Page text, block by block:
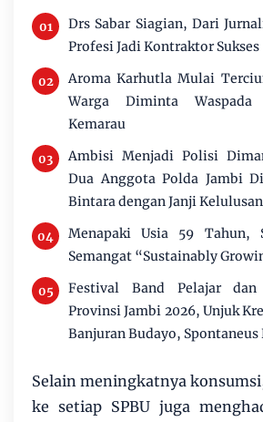
Drs Sabar Siagian, Dari
Profesi Jadi Kontraktor Sukses
Aroma Karhutla Mulai
Warga Diminta Waspada
Kemarau
Ambisi Menjadi Polisi
Dua Anggota Polda Jambi
Bintara dengan Janji Kelulusan
Menapaki Usia 59 Tahun,
Semangat “Sustainably
Festival Band Pelajar dan
Provinsi Jambi 2026, Unjuk
Banjuran Budayo, Spontaneus
Selain meningkatnya
ke setiap SPBU juga